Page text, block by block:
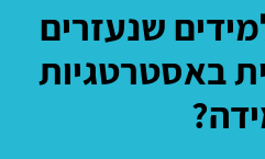
שנעזרים
באסטרטגיות